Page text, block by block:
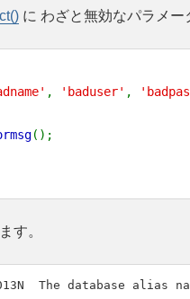
に わざと無効なパラメー
, 'baduser' ,
();
す。
The database alias